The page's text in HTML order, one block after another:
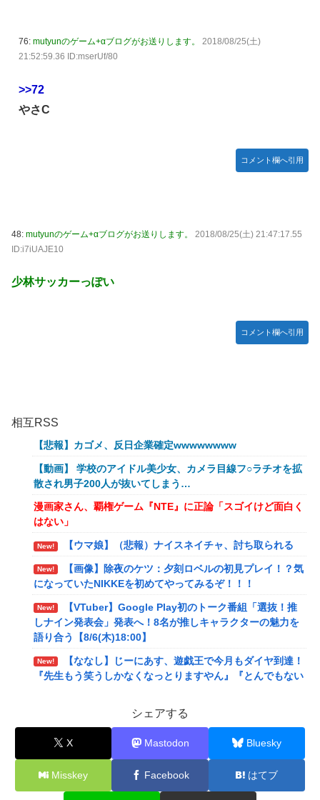
76: mutyunのゲーム+αブログがお送りします。
2018/08/25(土)
21:52:59.36 ID:mserUf/80
>>72
やさC
コメント欄へ引用
48: mutyunのゲーム+αブログがお送りします。
2018/08/25(土) 21:47:17.55
ID:i7iUAJE10
少林サッカーっぽい
コメント欄へ引用
相互RSS
【悲報】カゴメ、反日企業確定wwwwwwww
【動画】 学校のアイドル美少女、カメラ目線フ○ラチオを拡
散され男子200人が抜いてしまう…
漫画家さん、覇権ゲーム『NTE』に正論「スゴイけど面白く
はない」
New! 【ウマ娘】（悲報）ナイスネイチャ、討ち取られる
New!
【画像】除夜のケツ：夕刻ロベルの初見プレイ！？気
になっていたNIKKEを初めてやってみるぞ！！！
New!
【VTuber】Google Play初のトーク番組「選抜！推
しナイン発表会」発表へ！8名が推しキャラクターの魅力を
語り合う【8/6(木)18:00】
New!
【ななし】じーにあす、遊戯王で今月もダイヤ到達！
『先生もう笑うしかなくなっとりますやん』『とんでもない
メディア「Switch2版『モンハンワイルズ』はDLSS
込みで最大1440p動作」
【艦これ】E4とE5はどっちの方が難しい？ E5甲はウ
イニングランって聞いたんだけど
New!
【艦これ】今から提督に着任するなら皆吹雪初期艦な
シェアする
X Mastodon Bluesky
Misskey Facebook はてブ